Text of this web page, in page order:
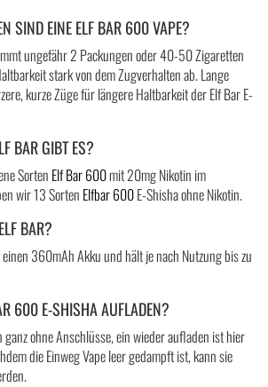
SIND EINE ELF BAR 600 VAPE?
ungefähr 2 Packungen oder 40-50 Zigaretten
stark von dem Zugverhalten ab. Lange
kurze Züge für längere Haltbarkeit der Elf Bar E-
BAR GIBT ES?
Sorten Elf Bar 600mit 20mg Nikotin im
wir 13 Sorten Elfbar 600E-Shisha ohne Nikotin.
BAR?
einen 360mAh Akku und hält je nach Nutzung bis zu
600 E-SHISHA AUFLADEN?
ganz ohne Anschlüsse, ein wieder aufladen ist hier
die Einweg Vape leer gedampft ist, kann sie